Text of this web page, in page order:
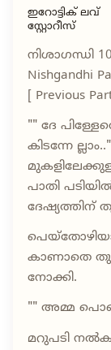
ഇറോട്ടിക് ലവ്
സ്റ്റോറീസ്
നിശാഗന്ധി 10
Nishgandhi
[ Previous
"" ദേ
കിടന്നേ
പാതി
ദേഷ്യത്തിന്
കാണാതെ
നോക്കി.
"" അമ്മ
മറുപടി